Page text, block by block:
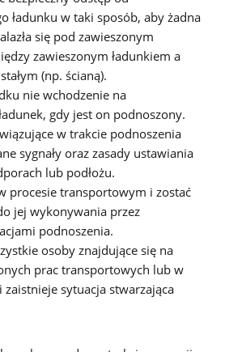
ładunku w taki sposób, aby żadna
się pod zawieszonym
zawieszonym ładunkiem a
(np. ścianą).
nie wchodzenie na
gdy jest on podnoszony.
w trakcie podnoszenia
sygnały oraz zasady ustawiania
lub podłożu.
procesie transportowym i zostać
jej wykonywania przez
podnoszenia.
osoby znajdujące się na
prac transportowych lub w
sytuacja stwarzająca